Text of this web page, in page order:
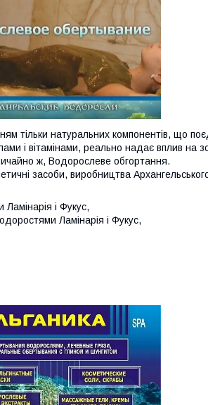
тільки натуральних компонентів, що
і вітамінами, реально надає вплив на
ж, Водорослеве обгортання.
засоби, виробництва
і Фукус,
Ламінарія і Фукус,